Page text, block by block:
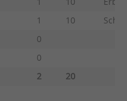
1 10
0
0
2
20